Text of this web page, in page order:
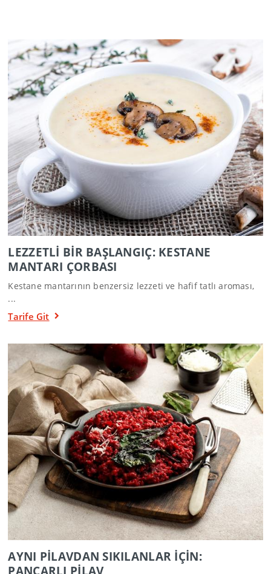
LEZZETLİ BİR BAŞLANGIÇ: KESTANE
MANTARI ÇORBASI
Kestane mantarının benzersiz lezzeti ve hafif tatlı aroması,
...
Tarife Git
AYNI PİLAVDAN SIKILANLAR İÇİN:
PANCARLI PİLAV